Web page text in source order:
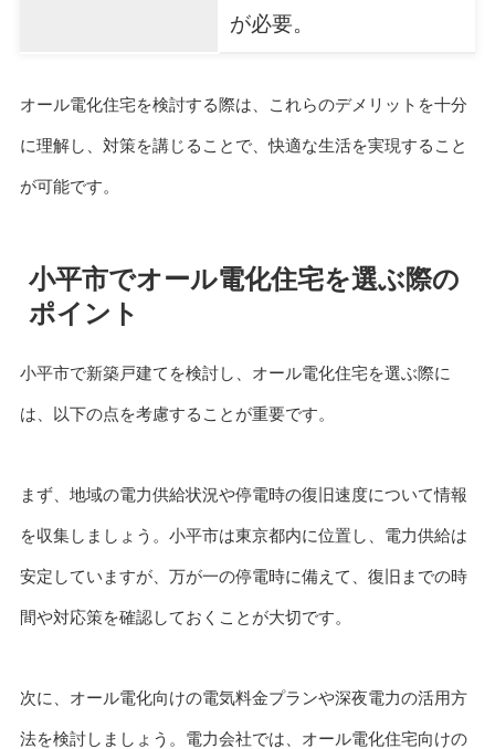
が必要。
オール電化住宅を検討する際は、これらのデメリットを十分
に理解し、対策を講じることで、快適な生活を実現すること
が可能です。
小平市でオール電化住宅を選ぶ際の
ポイント
小平市で新築戸建てを検討し、オール電化住宅を選ぶ際に
は、以下の点を考慮することが重要です。
まず、地域の電力供給状況や停電時の復旧速度について情報
を収集しましょう。小平市は東京都内に位置し、電力供給は
安定していますが、万が一の停電時に備えて、復旧までの時
間や対応策を確認しておくことが大切です。
次に、オール電化向けの電気料金プランや深夜電力の活用方
法を検討しましょう。電力会社では、オール電化住宅向けの